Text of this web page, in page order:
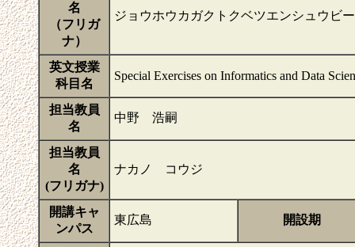
名
（フリガ
ナ）
ジョウホウカガクトクベツエンシュウビー
英文授業
科目名
Special Exercises on Informatics and Data
担当教員
名
中野 浩嗣
担当教員
名
(フリガナ)
ナカノ コウジ
開講キャ
ンパス
東広島 開設期